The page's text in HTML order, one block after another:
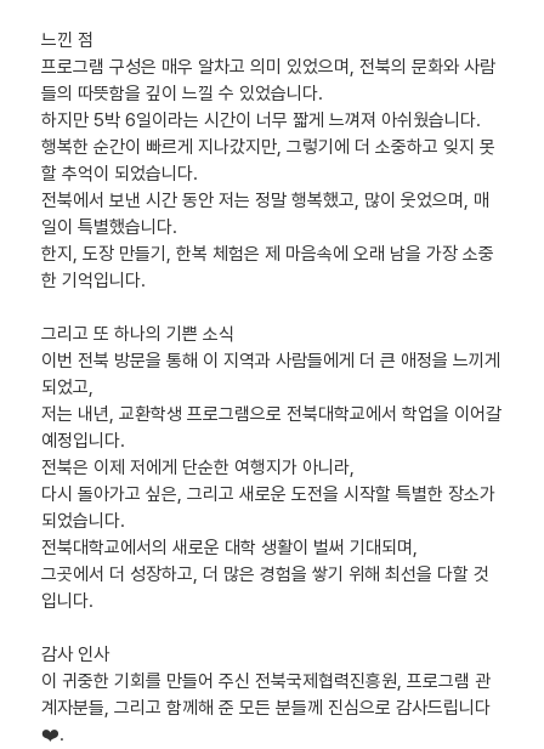
느낀 점
프로그램 구성은 매우 알차고 의미 있었으며, 전북의 문화와 사람
들의 따뜻함을 깊이 느낄 수 있었습니다.
하지만 5박 6일이라는 시간이 너무 짧게 느껴져 아쉬웠습니다.
행복한 순간이 빠르게 지나갔지만, 그렇기에 더 소중하고 잊지 못
할 추억이 되었습니다.
전북에서 보낸 시간 동안 저는 정말 행복했고, 많이 웃었으며, 매
일이 특별했습니다.
한지, 도장 만들기, 한복 체험은 제 마음속에 오래 남을 가장 소중
한 기억입니다.
그리고 또 하나의 기쁜 소식
이번 전북 방문을 통해 이 지역과 사람들에게 더 큰 애정을 느끼게
되었고,
저는 내년, 교환학생 프로그램으로 전북대학교에서 학업을 이어갈
예정입니다.
전북은 이제 저에게 단순한 여행지가 아니라,
다시 돌아가고 싶은, 그리고 새로운 도전을 시작할 특별한 장소가
되었습니다.
전북대학교에서의 새로운 대학 생활이 벌써 기대되며,
그곳에서 더 성장하고, 더 많은 경험을 쌓기 위해 최선을 다할 것
입니다.
감사 인사
이 귀중한 기회를 만들어 주신 전북국제협력진흥원, 프로그램 관
계자분들, 그리고 함께해 준 모든 분들께 진심으로 감사드립니다
❤️.